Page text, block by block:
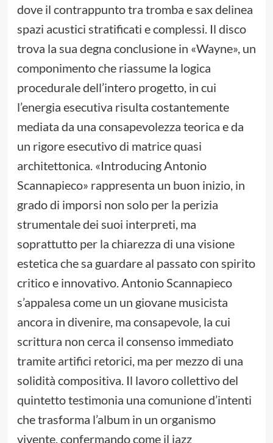
dove il contrappunto tra tromba e sax delinea
spazi acustici stratificati e complessi. Il disco
trova la sua degna conclusione in «Wayne», un
componimento che riassume la logica
procedurale dell’intero progetto, in cui
l’energia esecutiva risulta costantemente
mediata da una consapevolezza teorica e da
un rigore esecutivo di matrice quasi
architettonica. «Introducing Antonio
Scannapieco» rappresenta un buon inizio, in
grado di imporsi non solo per la perizia
strumentale dei suoi interpreti, ma
soprattutto per la chiarezza di una visione
estetica che sa guardare al passato con spirito
critico e innovativo. Antonio Scannapieco
s’appalesa come un un giovane musicista
ancora in divenire, ma consapevole, la cui
scrittura non cerca il consenso immediato
tramite artifici retorici, ma per mezzo di una
solidità compositiva. Il lavoro collettivo del
quintetto testimonia una comunione d’intenti
che trasforma l’album in un organismo
vivente, confermando come il jazz